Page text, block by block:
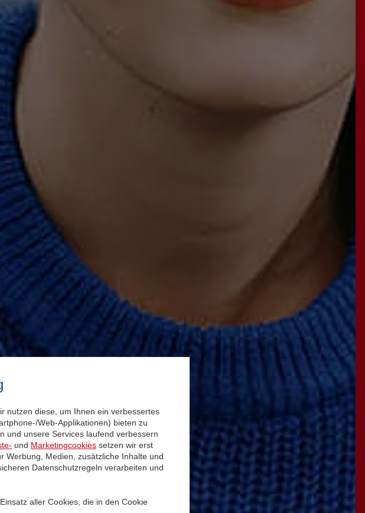
nutzen diese, um Ihnen ein verbessertes
Web-Applikationen) bieten zu
und unsere Services laufend verbessern
und Marketingcookies setzen wir erst
Werbung, Medien, zusätzliche Inhalte und
Datenschutzregeln verarbeiten und
aller Cookies, die in den Cookie